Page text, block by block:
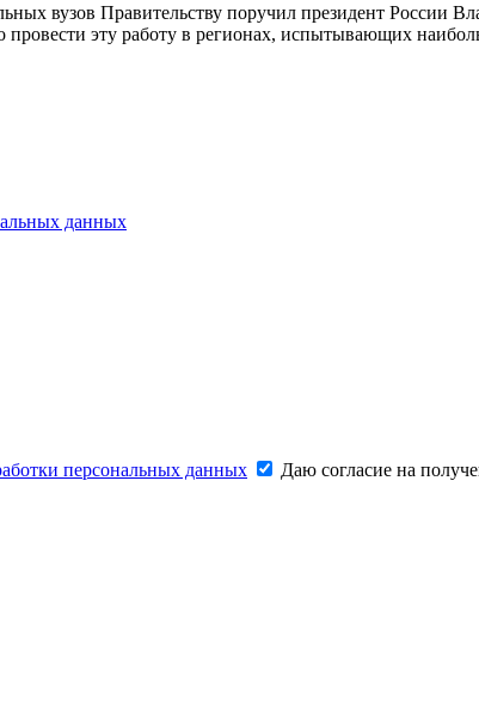
вузов Правительству поручил президент России
провести эту работу в регионах, испытывающих
данных
персональных данных Даю согласие на